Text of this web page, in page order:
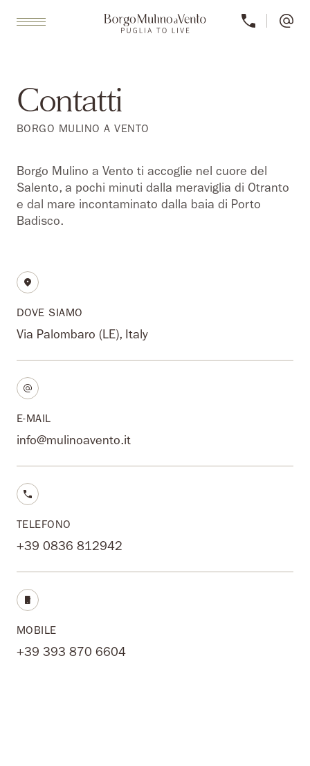
Contatti
BORGO MULINO A VENTO
Borgo Mulino a Vento ti accoglie nel cuore del
Salento, a pochi minuti dalla meraviglia di Otranto
e dal mare incontaminato dalla baia di Porto
Badisco.
DOVE SIAMO
Via Palombaro (LE), Italy
E-MAIL
info@mulinoavento.it
TELEFONO
+39 0836 812942
MOBILE
+39 393 870 6604